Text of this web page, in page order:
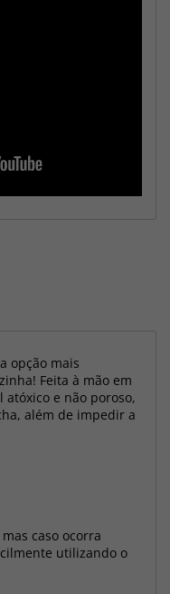
opção mais
Feita à mão em
e não poroso,
além de impedir a
caso ocorra
utilizando o